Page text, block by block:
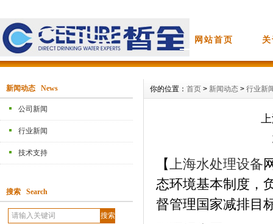
网站首页
新闻动态 News
公司新闻
行业新闻
技术支持
搜索 Search
你的位置： 首页 > 新闻动态 > 行业新
【上海水处理设备
态环境基本制度，
督管理国家减排目